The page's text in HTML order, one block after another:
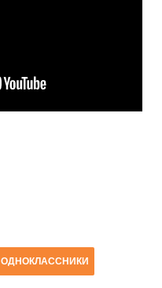
ОДНОКЛАССНИКИ